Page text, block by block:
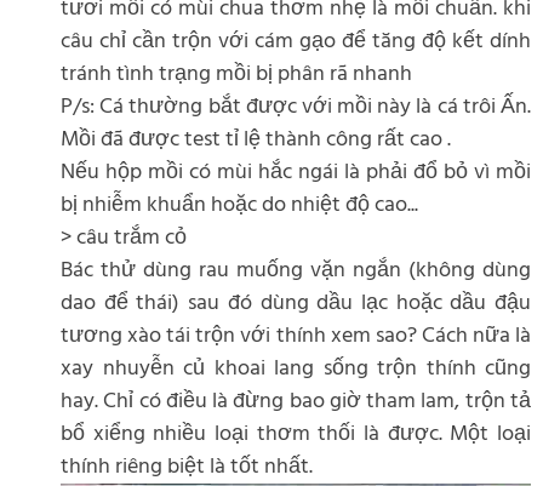
tươi mồi có mùi chua thơm nhẹ là mồi chuẩn. khi
câu chỉ cần trộn với cám gạo để tăng độ kết dính
tránh tình trạng mồi bị phân rã nhanh
P/s: Cá thường bắt được với mồi này là cá trôi Ấn.
Mồi đã được test tỉ lệ thành công rất cao .
Nếu hộp mồi có mùi hắc ngái là phải đổ bỏ vì mồi
bị nhiễm khuẩn hoặc do nhiệt độ cao...
> câu trắm cỏ
Bác thử dùng rau muống vặn ngắn (không dùng
dao để thái) sau đó dùng dầu lạc hoặc dầu đậu
tương xào tái trộn với thính xem sao? Cách nữa là
xay nhuyễn củ khoai lang sống trộn thính cũng
hay. Chỉ có điều là đừng bao giờ tham lam, trộn tả
bổ xiểng nhiều loại thơm thối là được. Một loại
thính riêng biệt là tốt nhất.